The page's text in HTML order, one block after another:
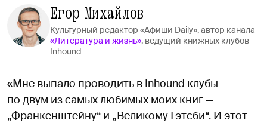
Егор Михайлов
Культурный редактор «Афиши Daily», автор канала
«Литература и жизнь», ведущий книжных клубов
Inhound
«Мне выпало проводить в Inhound клубы
по двум из самых любимых моих книг —
„Франкенштейну“ и „Великому Гэтсби“. И этот